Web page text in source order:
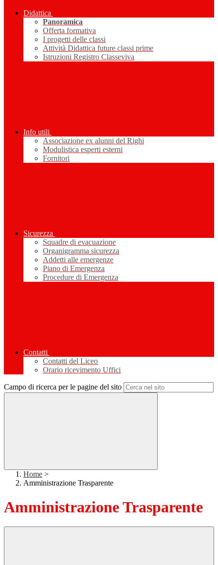
Didattica
Panoramica
Offerta formativa
I progetti delle classi
Attività Didattica future classi prime
Istruzioni Registro Classeviva
Info utili
Associazione ex alunni del Righi
Modulistica esperti esterni
Fornitori
Sicurezza
Squadre di evacuazione
Organigramma sicurezza
Addetti alle emergenze
Piano di Emergenza
Procedure di Emergenza
Contatti
Contatti del Liceo
Orario ricevimento Uffici
Campo di ricerca per le pagine del sito
Home >
Amministrazione Trasparente
Amministrazione Trasparente